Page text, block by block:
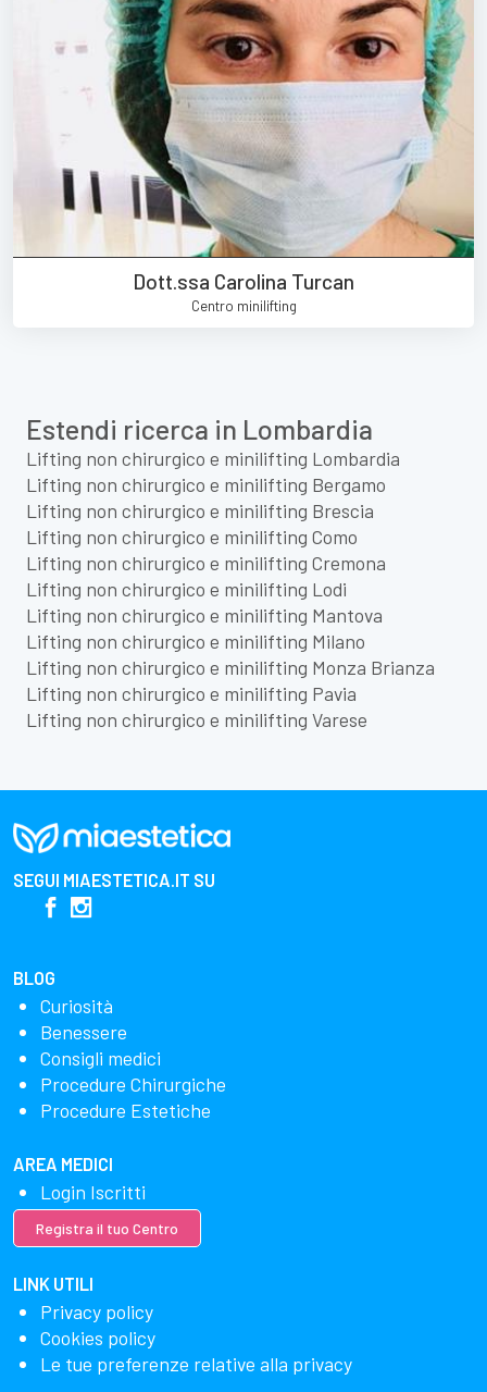
Dott.ssa Carolina Turcan
Centro minilifting
Estendi ricerca in Lombardia
Lifting non chirurgico e minilifting Lombardia
Lifting non chirurgico e minilifting Bergamo
Lifting non chirurgico e minilifting Brescia
Lifting non chirurgico e minilifting Como
Lifting non chirurgico e minilifting Cremona
Lifting non chirurgico e minilifting Lodi
Lifting non chirurgico e minilifting Mantova
Lifting non chirurgico e minilifting Milano
Lifting non chirurgico e minilifting Monza Brianza
Lifting non chirurgico e minilifting Pavia
Lifting non chirurgico e minilifting Varese
SEGUI MIAESTETICA.IT SU
BLOG
Curiosità
Benessere
Consigli medici
Procedure Chirurgiche
Procedure Estetiche
AREA MEDICI
Login Iscritti
Registra il tuo Centro
LINK UTILI
Privacy policy
Cookies policy
Le tue preferenze relative alla privacy